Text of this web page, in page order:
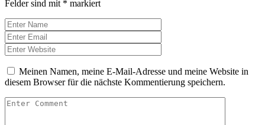
Felder sind mit * markiert
Meinen Namen, meine E-Mail-Adresse und meine Website in
diesem Browser für die nächste Kommentierung speichern.